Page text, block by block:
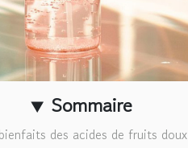
Sommaire
des acides de fruits doux